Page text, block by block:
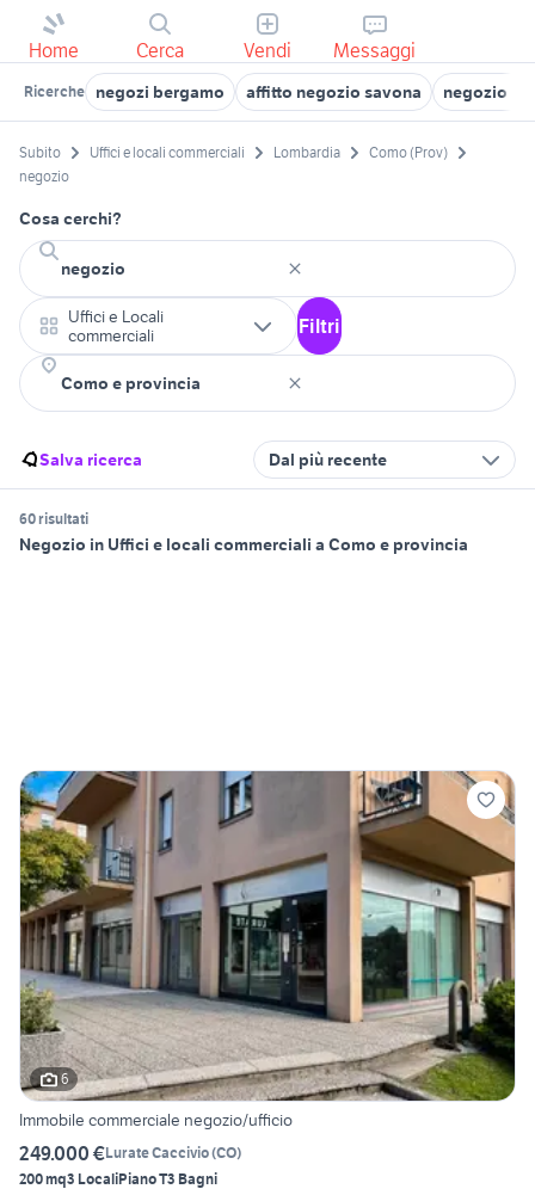
Home Cerca Vendi Messaggi
Ricerche negozi bergamo affitto negozio savona negozio a
Subito Uffici e locali commerciali Lombardia
Como (Prov)
negozio
Cosa cerchi?
Uffici e Locali
commerciali
Filtri
Salva ricerca Dal più recente
60 risultati
Negozio in Uffici e locali commerciali a Como e provincia
6
Immobile commerciale negozio/ufficio
249.000 €Lurate Caccivio(CO)
200 mq3 LocaliPiano T3 Bagni